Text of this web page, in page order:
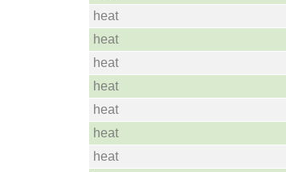
heat
heat
heat
heat
heat
heat
heat